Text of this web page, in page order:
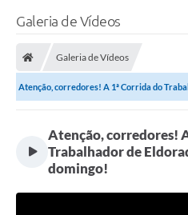
Galeria de Vídeos
Galeria de Vídeos
Atenção, corredores! A 1ª Corrida do
Atenção, corredores!
Trabalhador de
domingo!